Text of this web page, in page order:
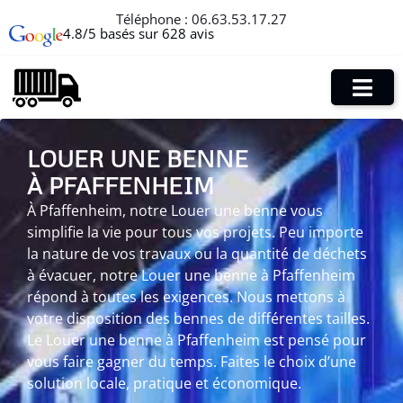
Téléphone : 06.63.53.17.27
4.8/5 basés sur 628 avis
LOUER UNE BENNE
À PFAFFENHEIM
À Pfaffenheim, notre Louer une benne vous
simplifie la vie pour tous vos projets. Peu importe
la nature de vos travaux ou la quantité de déchets
à évacuer, notre Louer une benne à Pfaffenheim
répond à toutes les exigences. Nous mettons à
votre disposition des bennes de différentes tailles.
Le Louer une benne à Pfaffenheim est pensé pour
vous faire gagner du temps. Faites le choix d’une
solution locale, pratique et économique.